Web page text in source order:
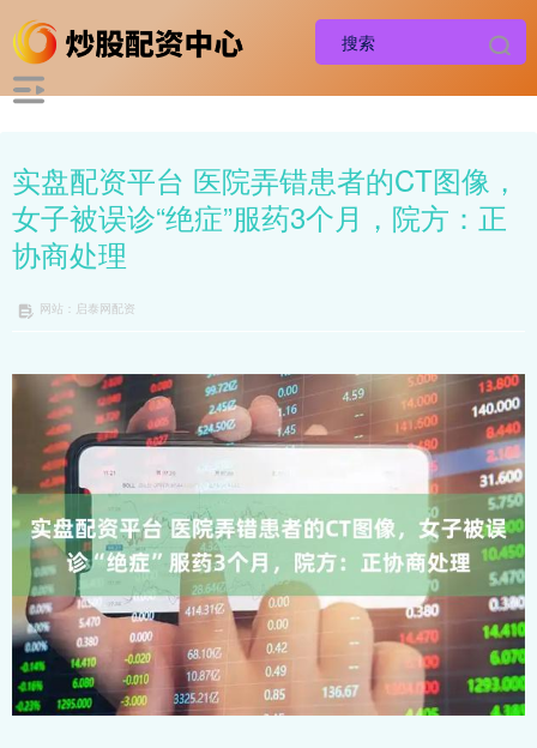
实盘配资平台 医院弄错患者的CT图像，
女子被误诊“绝症”服药3个月，院方：正
协商处理
网站：启泰网配资